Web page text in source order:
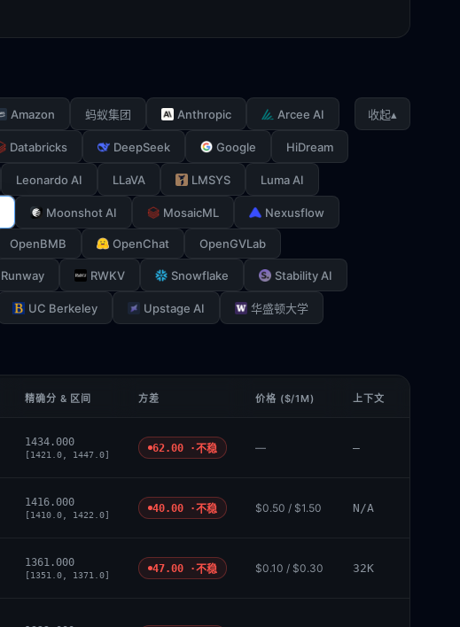
Amazon 蚂蚁集团 Anthropic Arcee AI
Databricks DeepSeek Google HiDream
Leonardo AI LLaVA LMSYS Luma AI
Moonshot AI MosaicML Nexusflow
OpenBMB OpenChat OpenGVLab
Runway RWKV Snowflake Stability AI
UC Berkeley Upstage AI 华盛顿大学
收起▴
精确分 & 区间 方差 价格 ($/1M) 上下文
1434.000
[1421.0, 1447.0]
62.00 ·不稳 — —
1416.000
[1410.0, 1422.0]
40.00 ·不稳 $0.50 / $1.50 N/A
1361.000
[1351.0, 1371.0]
47.00 ·不稳 $0.10 / $0.30 32K